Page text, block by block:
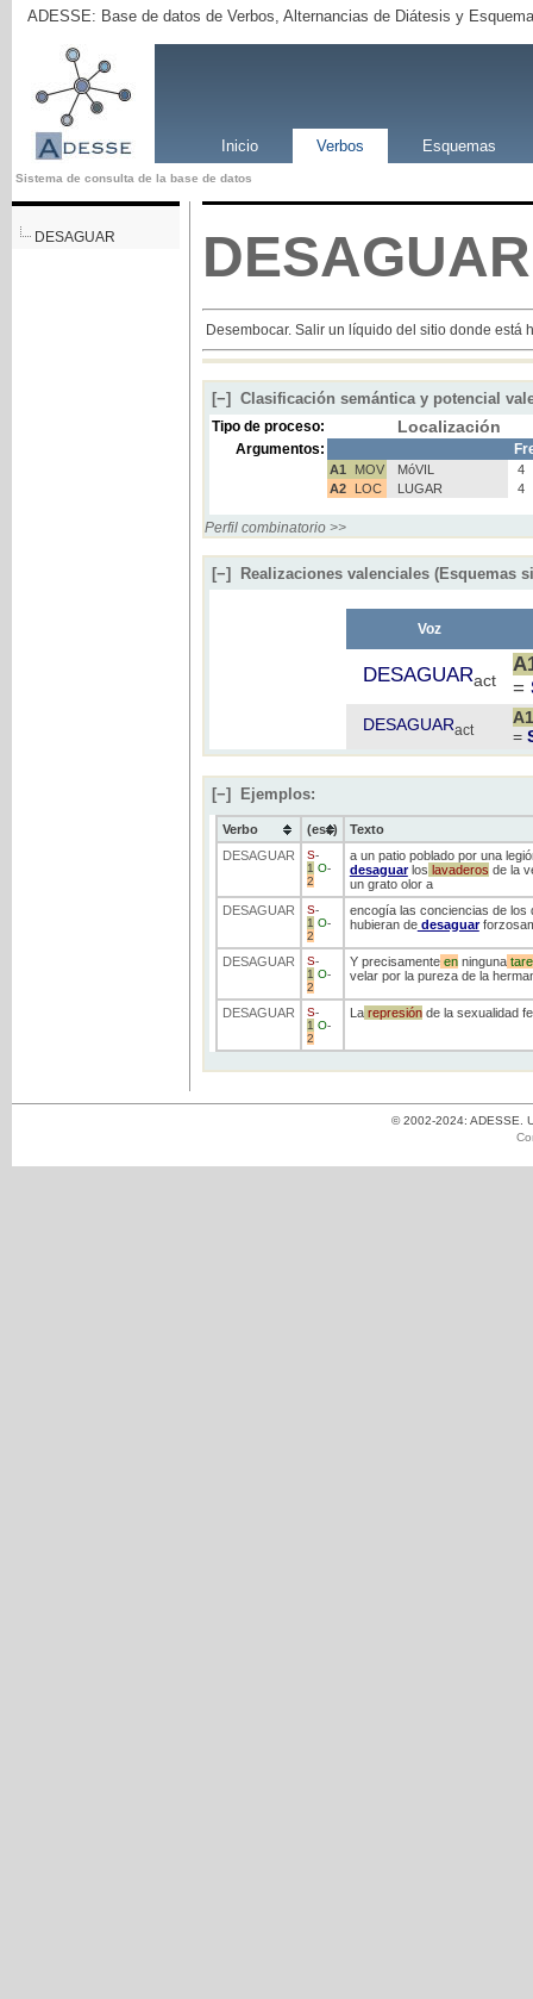
ADESSE: Base de datos de Verbos, Alternancias de Diátesis y
Inicio Verbos Esquemas
Sistema de consulta de la base de datos
DESAGUAR DESAGUAR
Desembocar. Salir un líquido del sitio donde está
[−] Clasificación semántica y potencial
Tipo de proceso: Localización
Argumentos:
A1 MOV MóVIL
4
A2
LOC LUGAR 4
Perfil combinatorio >>
[−] Realizaciones valenciales (Esquemas
Voz
DESAGUARact
=
DESAGUARact
=
[−] Ejemplos:
Verbo (ess)
Texto
DESAGUAR
S-
1 O-
2
a un patio poblado por una
desaguarlos lavaderos de la
un grato olor a
DESAGUAR
S-
1 O-
2
encogía las conciencias de los
hubieran dedesaguar
DESAGUAR S-
1 O-
2
Y precisamenteenninguna
velar por la pureza de la
DESAGUAR S-
1 O-
2
Larepresiónde la sexualidad
© 2002-2024: ADESSE.